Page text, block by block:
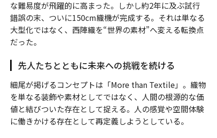
な難易度が飛躍的に高まった。しかし約2年に及ぶ試行
錯誤の末、ついに150cm織機が完成する。それは単なる
大型化ではなく、西陣織を“世界の素材”へ変える転換点
だった。
先人たちとともに未来への挑戦を続ける
細尾が掲げるコンセプトは「More than Textile」。織物
を単なる装飾や素材としてではなく、人間の根源的な価
値と結びついた存在として捉える。人の感覚や空間体験
に働きかける存在として再定義しようとしている。